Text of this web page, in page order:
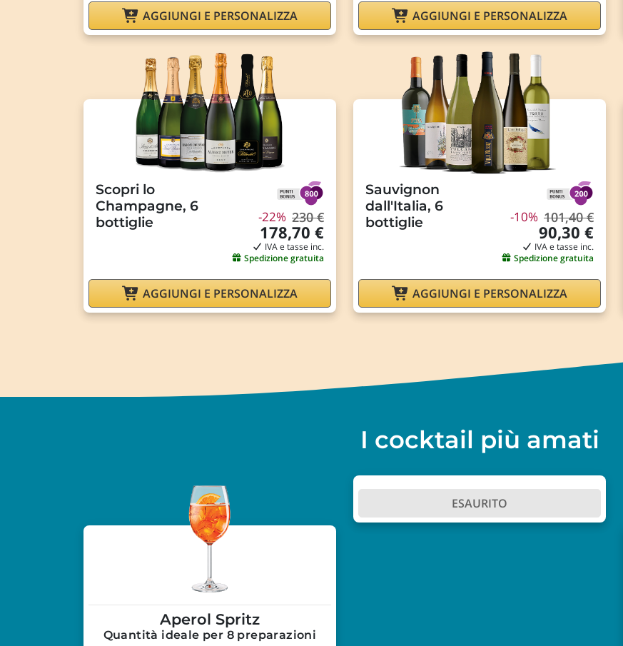
AGGIUNGI E PERSONALIZZA
Scopri lo
Champagne, 6
bottiglie
-22% 230 €
178,70 €
IVA e tasse inc.
Spedizione gratuita
AGGIUNGI E PERSONALIZZA
AGGIUNGI E PERSONALIZZA
Sauvignon
dall'Italia, 6
bottiglie
-10% 101,40 €
90,30 €
IVA e tasse inc.
Spedizione gratuita
AGGIUNGI E PERSONALIZZA
I cocktail più amati
Aperol Spritz
Quantità ideale per 8 preparazioni
ESAURITO